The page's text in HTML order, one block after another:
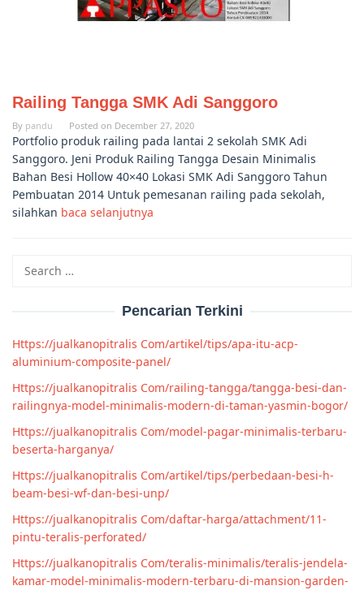
Railing Tangga SMK Adi Sanggoro
By pandu Posted on December 27, 2020
Portfolio produk railing pada lantai 2 sekolah SMK Adi
Sanggoro. Jeni Produk Railing Tangga Desain Minimalis
Bahan Besi Hollow 40×40 Lokasi SMK Adi Sanggoro Tahun
Pembuatan 2014 Untuk pemesanan railing pada sekolah,
silahkan baca selanjutnya
for:
Pencarian Terkini
Https://jualkanopitralis Com/artikel/tips/apa-itu-acp-
aluminium-composite-panel/
Https://jualkanopitralis Com/railing-tangga/tangga-besi-dan-
railingnya-model-minimalis-modern-di-taman-yasmin-bogor/
Https://jualkanopitralis Com/model-pagar-minimalis-terbaru-
beserta-harganya/
Https://jualkanopitralis Com/artikel/tips/perbedaan-besi-h-
beam-besi-wf-dan-besi-unp/
Https://jualkanopitralis Com/daftar-harga/attachment/11-
pintu-teralis-perforated/
Https://jualkanopitralis Com/teralis-minimalis/teralis-jendela-
kamar-model-minimalis-modern-terbaru-di-mansion-garden-